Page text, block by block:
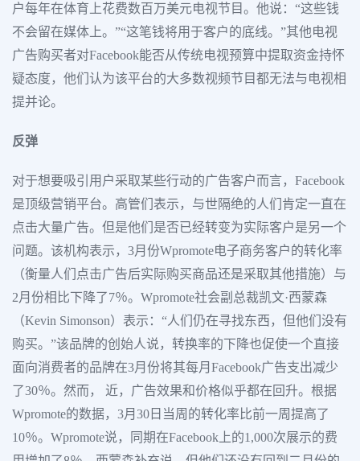
户每年在体育上花费数百万美元电视节目。他说：“这些钱
不会留在媒体上。”“这笔钱将用于客户的底线。”其他电视
广告购买者对Facebook能否从传统电视预算中提取资金持怀
疑态度，他们认为该平台的大多数视频节目都无法与电视相
提并论。
反弹
对于想要吸引用户采取某些行动的广告客户而言，Facebook
是顶级营销平台。高管们表示，与世隔绝的人们肯定一直在
点击大量广告。但是他们是否已经转变为实际客户是另一个
问题。该机构表示，3月份Wpromote电子商务客户的转化率
（衡量人们点击广告后实际购买商品还是采取其他措施）与
2月份相比下降了7％。Wpromote社会副总裁凯文·西蒙森
（Kevin Simonson）表示：“人们仍在寻找东西，但他们没有
购买。”该品牌的创始人说，转换率的下降也促使一个直接
面向消费者的品牌在3月份将其每月Facebook广告支出减少
了30％。然而， 近，广告效果和价格似乎都在回升。根据
Wpromote的数据，3月30日当周的转化率比前一周提高了
10％。Wpromote说，同期在Facebook上的1,000次展示的费